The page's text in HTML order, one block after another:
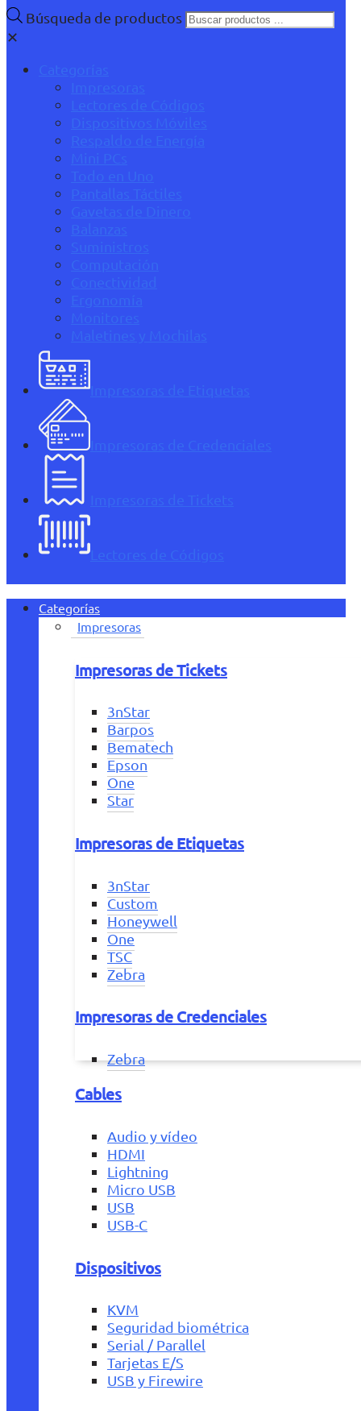
Búsqueda de productos
✕
Categorías
Impresoras
Lectores de Códigos
Dispositivos Móviles
Respaldo de Energía
Mini PCs
Todo en Uno
Pantallas Táctiles
Gavetas de Dinero
Balanzas
Suministros
Computación
Conectividad
Ergonomía
Monitores
Maletines y Mochilas
Impresoras de Etiquetas
Impresoras de Credenciales
Impresoras de Tickets
Lectores de Códigos
Categorías
Impresoras
Impresoras de Tickets
3nStar
Barpos
Bematech
Epson
One
Star
Impresoras de Etiquetas
3nStar
Custom
Honeywell
One
TSC
Zebra
Impresoras de Credenciales
Zebra
Cables
Audio y vídeo
HDMI
Lightning
Micro USB
USB
USB-C
Dispositivos
KVM
Seguridad biométrica
Serial / Parallel
Tarjetas E/S
USB y Firewire